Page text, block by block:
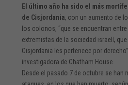
El último año ha sido el más
de Cisjordania, con un aumento de
los colonos, “que se encuentran
extremistas de la sociedad israelí,
Cisjordania les pertenece por
investigadora de Chatham House.
Desde el pasado 7 de octubre se han